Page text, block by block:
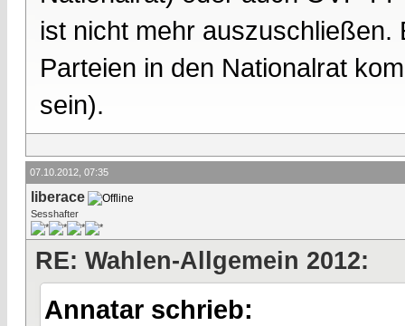
ist nicht mehr
Parteien in den Nationalrat
sein).
07.10.2012, 07:35
liberace
Sesshafter
RE: Wahlen-Allgemein 2012:
Annatar schrieb: